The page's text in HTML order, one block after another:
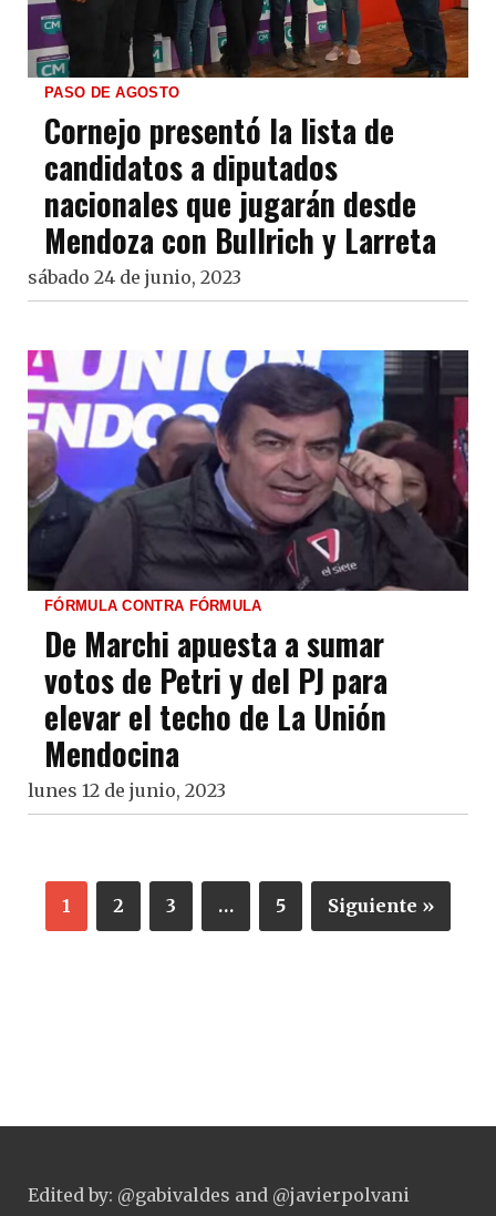
PASO DE AGOSTO
Cornejo presentó la lista de
candidatos a diputados
nacionales que jugarán desde
Mendoza con Bullrich y Larreta
sábado 24 de junio, 2023
FÓRMULA CONTRA FÓRMULA
De Marchi apuesta a sumar
votos de Petri y del PJ para
elevar el techo de La Unión
Mendocina
lunes 12 de junio, 2023
1 2 3 … 5 Siguiente »
Edited by: @gabivaldes and @javierpolvani